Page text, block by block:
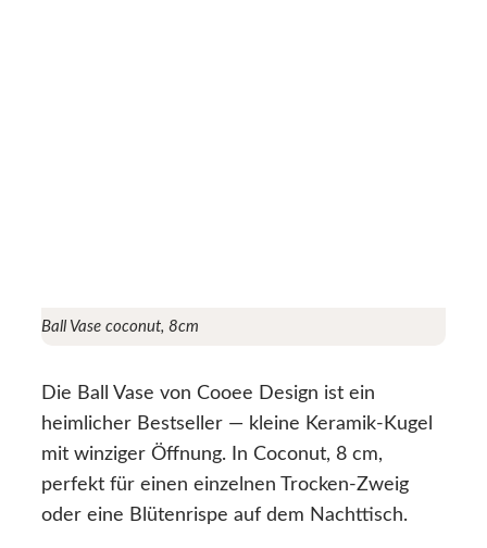
Ball Vase coconut, 8cm
Die Ball Vase von Cooee Design ist ein
heimlicher Bestseller — kleine Keramik-Kugel
mit winziger Öffnung. In Coconut, 8 cm,
perfekt für einen einzelnen Trocken-Zweig
oder eine Blütenrispe auf dem Nachttisch.